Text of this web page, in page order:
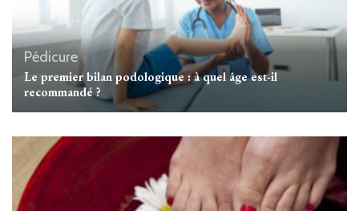
Pédicure
Le premier bilan podologique : à quel âge est-il
recommandé ?